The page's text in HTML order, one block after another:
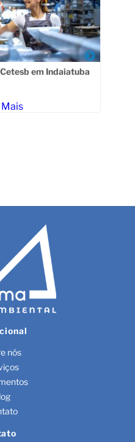
em Indaiatuba
Mais
nós